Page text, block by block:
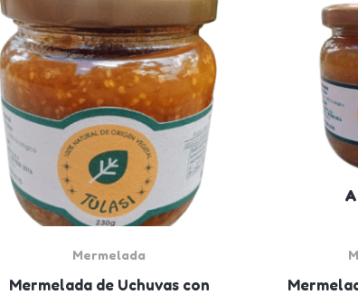
Mermelada
Mermelada de Uchuvas con